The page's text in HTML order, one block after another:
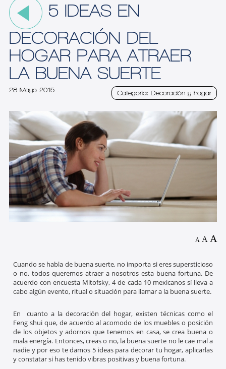
5 IDEAS EN
DECORACIÓN DEL
HOGAR PARA ATRAER
LA BUENA SUERTE
28 Mayo 2015 Categoría: Decoración y hogar
A A A
Cuando se habla de buena suerte, no importa si eres supersticioso
o no, todos queremos atraer a nosotros esta buena fortuna. De
acuerdo con encuesta Mitofsky, 4 de cada 10 mexicanos sí lleva a
cabo algún evento, ritual o situación para llamar a la buena suerte.
En cuanto a la decoración del hogar, existen técnicas como el
Feng shui que, de acuerdo al acomodo de los muebles o posición
de los objetos y adornos que tenemos en casa, se crea buena o
mala energía. Entonces, creas o no, la buena suerte no le cae mal a
nadie y por eso te damos 5 ideas para decorar tu hogar, aplicarlas
y constatar si has tenido vibras positivas y buena fortuna.